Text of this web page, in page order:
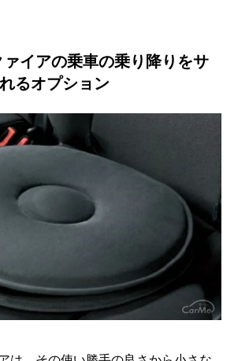
ァイアの乗車の乗り降りをサ
るオプション